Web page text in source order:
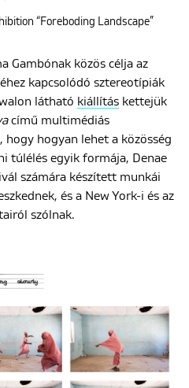
“Foreboding Landscape”
Gambónak közös célja az
kapcsolódó sztereotípiák
látható kiállítás kettejük
című multimédiás
hogyan lehet a közösség
túlélés egyik formája, Denae
számára készített munkái
és a New York-i és az
szólnak.